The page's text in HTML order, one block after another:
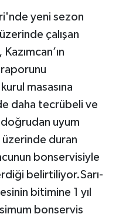
yeni sezon
çalışan
masasına
daha tecrübeli ve
uyum
üzerinde duran
bonservisiyle
belirtiliyor.Sarı-
bitimine 1 yıl
bonservis